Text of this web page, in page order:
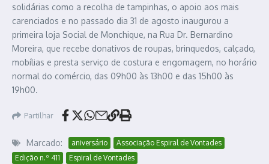
solidárias como a recolha de tampinhas, o apoio aos mais
carenciados e no passado dia 31 de agosto inaugurou a
primeira loja Social de Monchique, na Rua Dr. Bernardino
Moreira, que recebe donativos de roupas, brinquedos, calçado,
mobílias e presta serviço de costura e engomagem, no horário
normal do comércio, das 09h00 às 13h00 e das 15h00 às
19h00.
Partilhar
Marcado: aniversário
Associação Espiral de Vontades
Edição n.º 411
Espiral de Vontades